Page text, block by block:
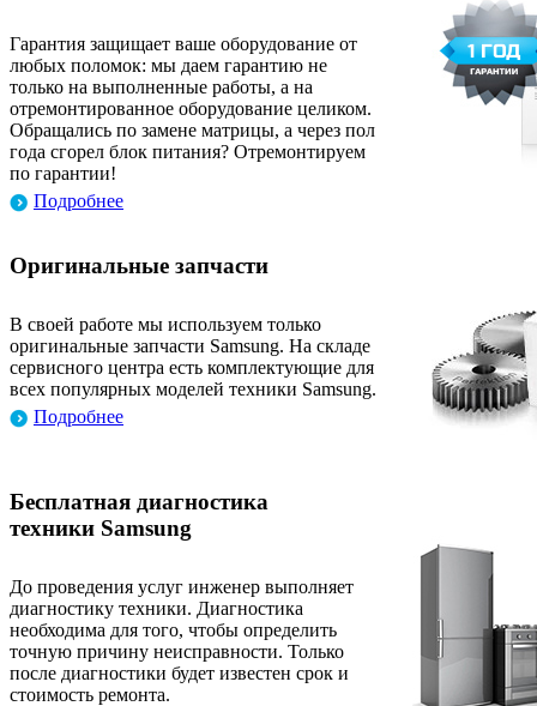
Гарантия защищает ваше оборудование от
любых поломок: мы даем гарантию не
только на выполненные работы, а на
отремонтированное оборудование целиком.
Обращались по замене матрицы, а через пол
года сгорел блок питания? Отремонтируем
по гарантии!
Подробнее
Оригинальные запчасти
В своей работе мы используем только
оригинальные запчасти Samsung. На складе
сервисного центра есть комплектующие для
всех популярных моделей техники Samsung.
Подробнее
Бесплатная диагностика
техники Samsung
До проведения услуг инженер выполняет
диагностику техники. Диагностика
необходима для того, чтобы определить
точную причину неисправности. Только
после диагностики будет известен срок и
стоимость ремонта.